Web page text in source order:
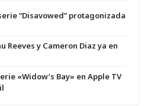
“Disavowed” protagonizada
Reeves y Cameron Diaz ya en
«Widow’s Bay» en Apple TV